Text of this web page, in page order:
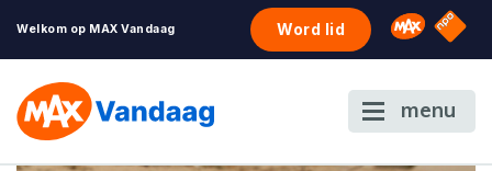
Welkom op MAX Vandaag Word lid Omroep
NPO
menu